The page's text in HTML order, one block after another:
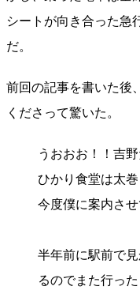
シートが向き合った急
だ。
前回の記事を書いた後
くださって驚いた。
うおおお！！吉
ひかり食堂は太
今度僕に案内させ
半年前に駅前で
るのでまた行った